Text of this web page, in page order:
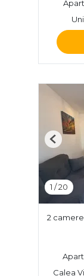
1 /20
Previous
2
Calea